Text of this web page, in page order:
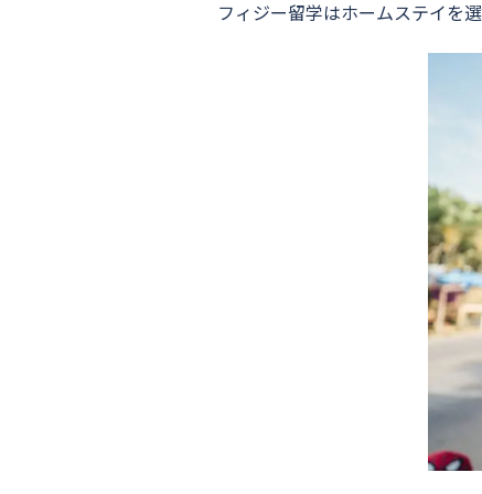
フィジー留学はホームステイを